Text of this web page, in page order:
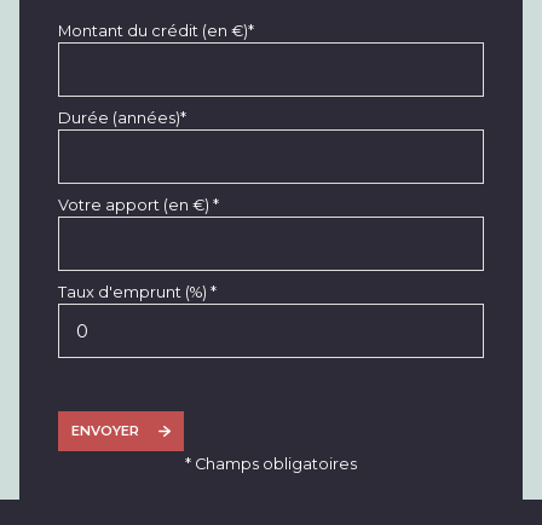
Montant du crédit (en €)*
Durée (années)*
Votre apport (en €) *
Taux d'emprunt (%) *
ENVOYER
* Champs obligatoires